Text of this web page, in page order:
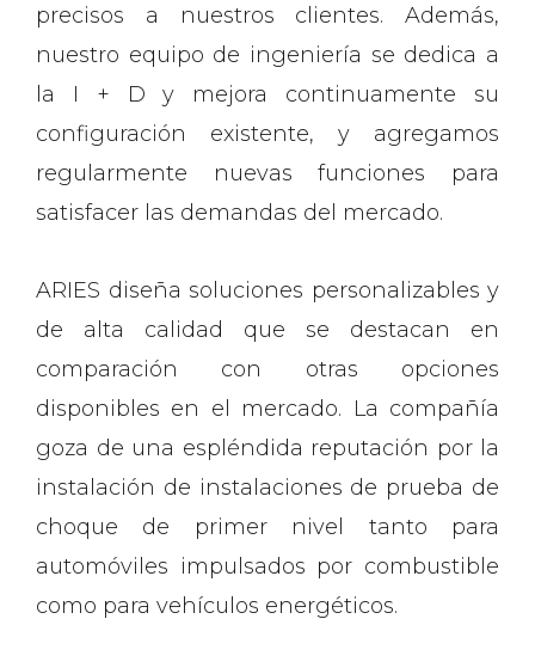
precisos a nuestros clientes. Además,
nuestro equipo de ingeniería se dedica a
la I + D y mejora continuamente su
configuración existente, y agregamos
regularmente nuevas funciones para
satisfacer las demandas del mercado.
ARIES diseña soluciones personalizables y
de alta calidad que se destacan en
comparación con otras opciones
disponibles en el mercado. La compañía
goza de una espléndida reputación por la
instalación de instalaciones de prueba de
choque de primer nivel tanto para
automóviles impulsados ​​por combustible
como para vehículos energéticos.